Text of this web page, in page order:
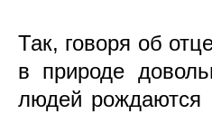
Так, говоря об
в природе
людей рождаются